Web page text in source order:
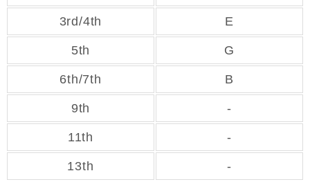
3rd/4th E
5th G
6th/7th B
9th -
11th -
13th -